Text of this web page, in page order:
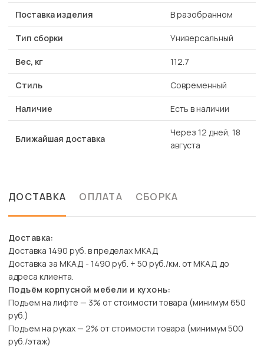
Поставка изделия В разобранном
Тип сборки Универсальный
Вес, кг 112.7
Стиль Современный
Наличие Есть в наличии
Ближайшая доставка
Через 12 дней, 18
августа
ДОСТАВКА ОПЛАТА СБОРКА
Доставка:
Доставка 1490 руб. в пределах МКАД
Доставка за МКАД - 1490 руб. + 50 руб./км. от МКАД до
адреса клиента.
Подъём корпусной мебели и кухонь:
Подъем на лифте — 3% от стоимости товара (минимум 650
руб.)
Подъем на руках — 2% от стоимости товара (минимум 500
руб./этаж)